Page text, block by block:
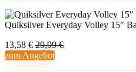
Quiksilver Everyday Volley 15″
13,58 € 29,99 €
zum Angebot